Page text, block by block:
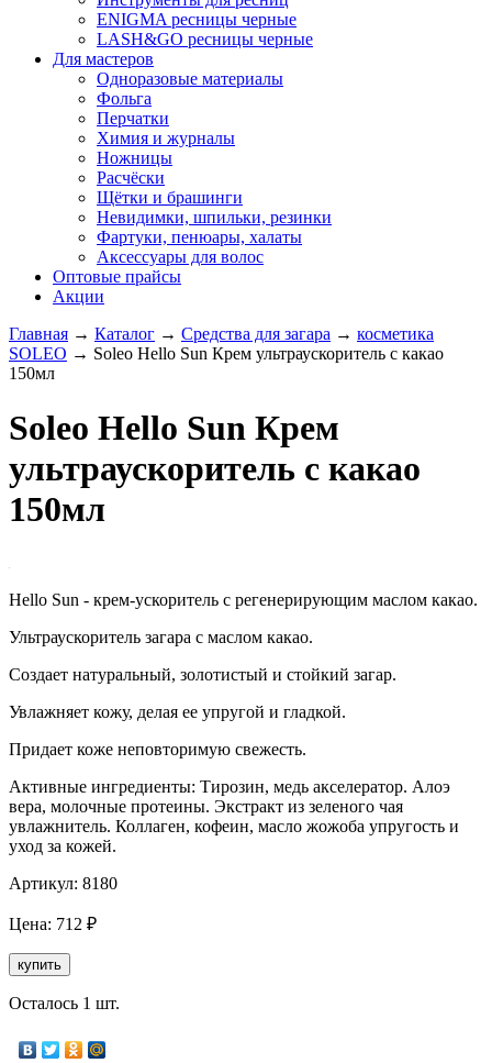
ENIGMA ресницы черные
LASH&GO ресницы черные
Для мастеров
Одноразовые материалы
Фольга
Перчатки
Химия и журналы
Ножницы
Расчёски
Щётки и брашинги
Невидимки, шпильки, резинки
Фартуки, пенюары, халаты
Аксессуары для волос
Оптовые прайсы
Акции
Главная → Каталог → Средства для загара → косметика
SOLEO → Soleo Hello Sun Крем ультраускоритель с какао
150мл
Soleo Hello Sun Крем
ультраускоритель с какао
150мл
Hello Sun - крем-ускоритель с регенерирующим маслом какао.
Ультраускоритель загара с маслом какао.
Создает натуральный, золотистый и стойкий загар.
Увлажняет кожу, делая ее упругой и гладкой.
Придает коже неповторимую свежесть.
Активные ингредиенты: Тирозин, медь акселератор. Алоэ
вера, молочные протеины. Экстракт из зеленого чая
увлажнитель. Коллаген, кофеин, масло жожоба упругость и
уход за кожей.
Артикул: 8180
Цена: 712 ₽
купить
Осталось 1 шт.